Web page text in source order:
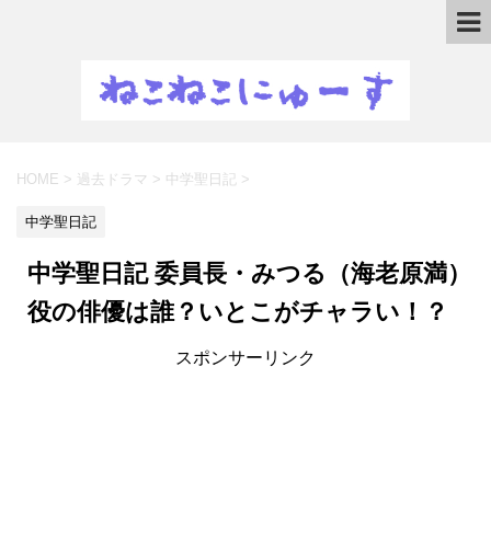
HOME > 過去ドラマ > 中学聖日記 >
中学聖日記
中学聖日記 委員長・みつる（海老原満）
役の俳優は誰？いとこがチャラい！？
スポンサーリンク